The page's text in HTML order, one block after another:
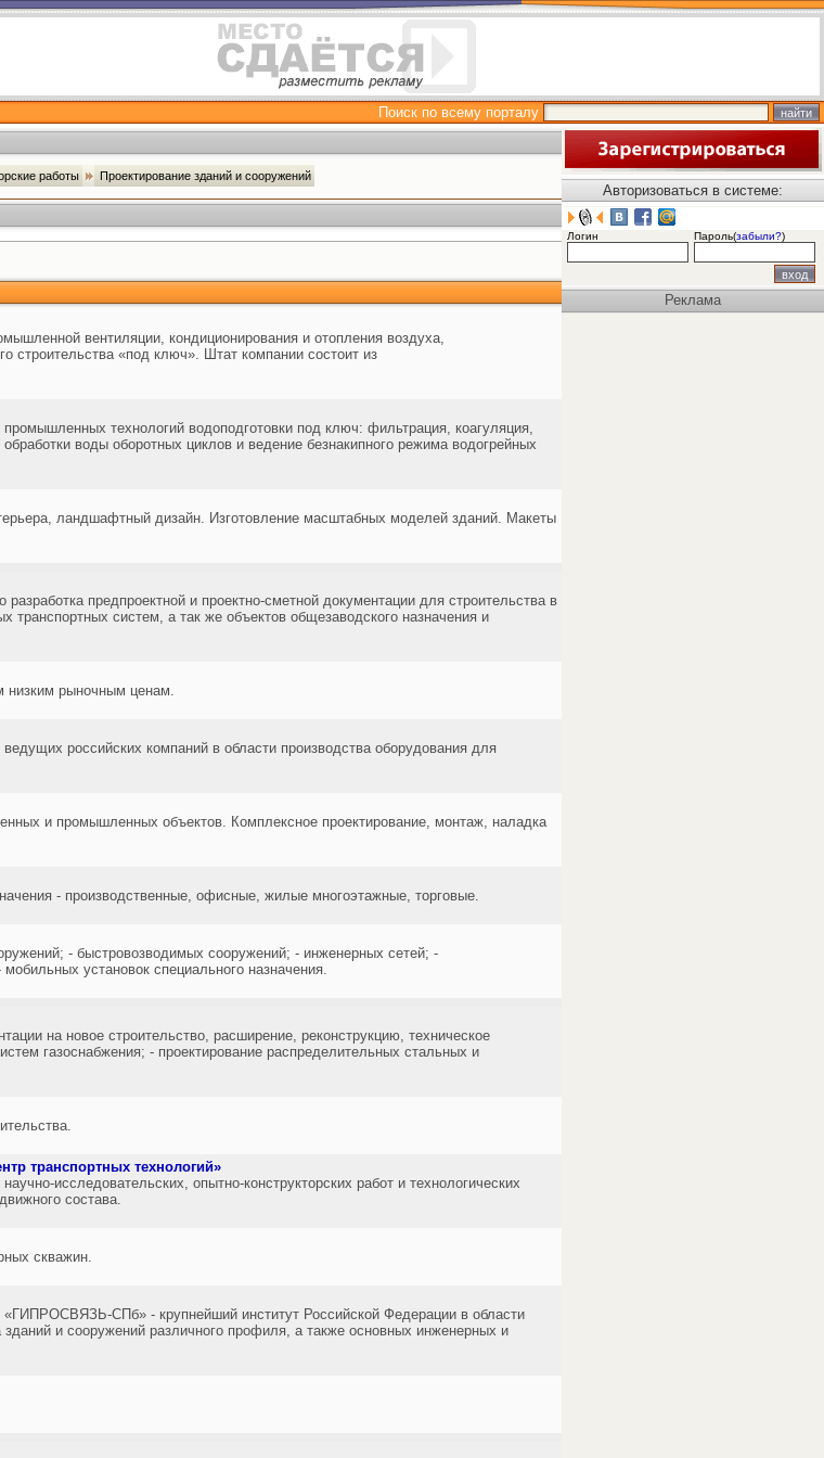
Поиск по всему порталу
работы Проектирование зданий и сооружений
вентиляции, кондиционирования и отопления воздуха,
строительства «под ключ». Штат компании состоит из
технологий водоподготовки под ключ: фильтрация, коагуляция,
воды оборотных циклов и ведение безнакипного режима водогрейных
ландшафтный дизайн. Изготовление масштабных моделей зданий. Макеты
предпроектной и проектно-сметной документации для строительства в
систем, а так же объектов общезаводского назначения и
низким рыночным ценам.
российских компаний в области производства оборудования для
и промышленных объектов. Комплексное проектирование, монтаж, наладка
- производственные, офисные, жилые многоэтажные, торговые.
- быстровозводимых сооружений; - инженерных сетей; -
установок специального назначения.
на новое строительство, расширение, реконструкцию, техническое
газоснабжения; - проектирование распределительных стальных и
транспортных технологий»
исследовательских, опытно-конструкторских работ и технологических
состава.
скважин.
СПб» - крупнейший институт Российской Федерации в области
зданий и сооружений различного профиля, а также основных инженерных и
Авторизоваться в системе:
Логин Пароль(забыли?)
Реклама